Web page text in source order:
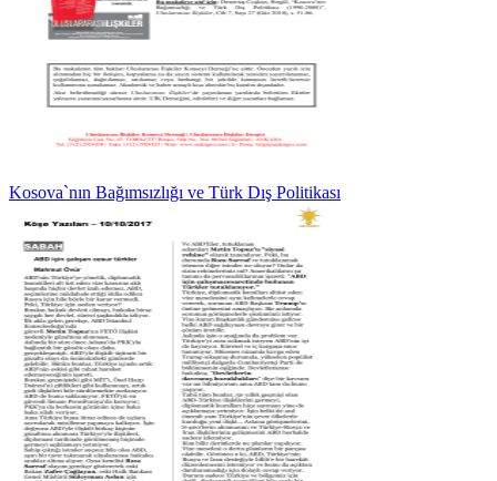
Kosova`nın Bağımsızlığı ve Türk Dış Politikası